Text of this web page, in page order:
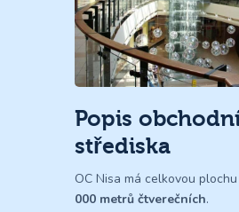
Popis
střediska
OC Nisa má celkovou
000 metrů čtverečních.